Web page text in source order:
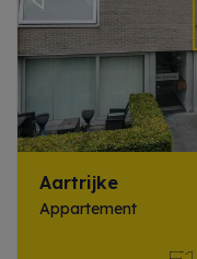
Previous
Aartrijke
Appartement